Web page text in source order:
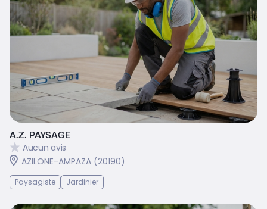
A.Z. PAYSAGE
Aucun avis
AZILONE-AMPAZA (20190)
Paysagiste Jardinier